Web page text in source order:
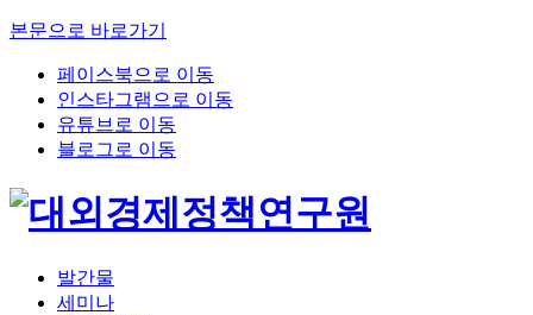
본문으로 바로가기
페이스북으로 이동
인스타그램으로 이동
유튜브로 이동
블로그로 이동
발간물
세미나